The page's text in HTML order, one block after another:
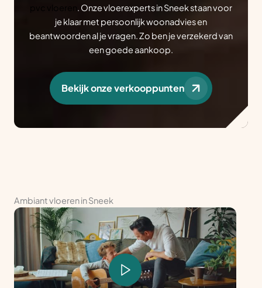
. Onze vloerexperts in Sneek staan voor
je klaar met persoonlijk woonadvies en
beantwoorden al je vragen. Zo ben je verzekerd van
een goede aankoop.
Bekijk onze verkooppunten
Ambiant vloeren in Sneek